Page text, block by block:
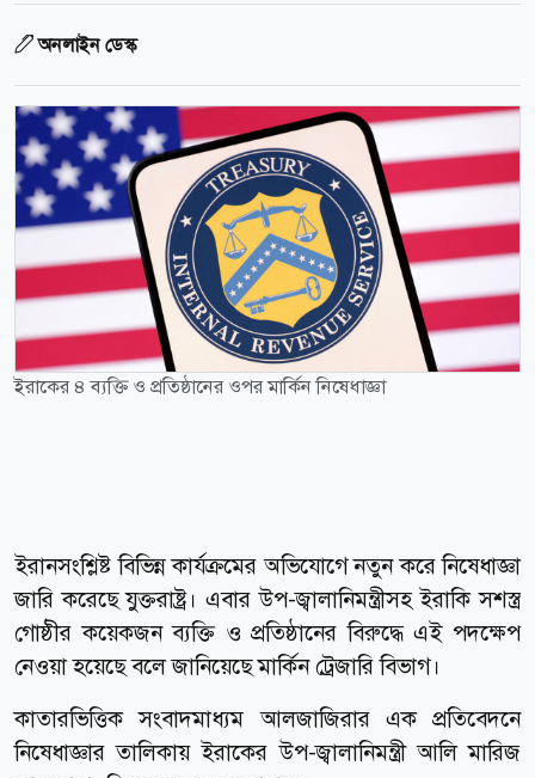
অনলাইন ডেস্ক
ইরাকের ৪ ব্যক্তি ও প্রতিষ্ঠানের ওপর মার্কিন নিষেধাজ্ঞা
ইরানসংশ্লিষ্ট বিভিন্ন কার্যক্রমের অভিযোগে নতুন করে নিষেধাজ্ঞা
জারি করেছে যুক্তরাষ্ট্র। এবার উপ-জ্বালানিমন্ত্রীসহ ইরাকি সশস্ত্র
গোষ্ঠীর কয়েকজন ব্যক্তি ও প্রতিষ্ঠানের বিরুদ্ধে এই পদক্ষেপ
নেওয়া হয়েছে বলে জানিয়েছে মার্কিন ট্রেজারি বিভাগ।
কাতারভিত্তিক সংবাদমাধ্যম আলজাজিরার এক প্রতিবেদনে
নিষেধাজ্ঞার তালিকায় ইরাকের উপ-জ্বালানিমন্ত্রী আলি মারিজ